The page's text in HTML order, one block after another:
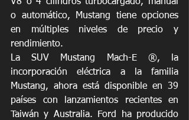
o automático, Mustang tiene opciones
en múltiples niveles de precio y
rendimiento.
La SUV Mustang Mach-E ®, la
incorporación eléctrica a la familia
Mustang, ahora está disponible en 39
países con lanzamientos recientes en
Taiwán y Australia. Ford ha producido